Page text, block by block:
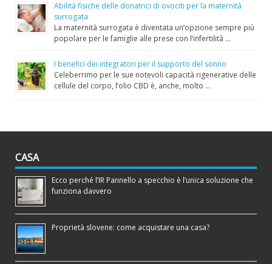
Abilità fisiche delle donatrici di ovociti per la maternità
surrogata
La maternità surrogata è diventata un’opzione sempre più
popolare per le famiglie alle prese con l’infertilità …
I benefici dei integratori per il supporto del sonno
Celeberrimo per le sue notevoli capacità rigenerative delle
cellule del corpo, l’olio CBD è, anche, molto …
CASA
Ecco perché l’IR Pannello a specchio è l’unica soluzione che
funziona davvero
Proprietà slovene: come acquistare una casa?